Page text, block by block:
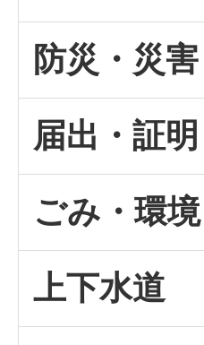
防災・災
届出・証明
ごみ・環
上下水道